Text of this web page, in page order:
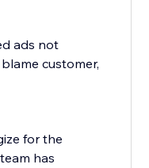
ads not
customer,
for the
has